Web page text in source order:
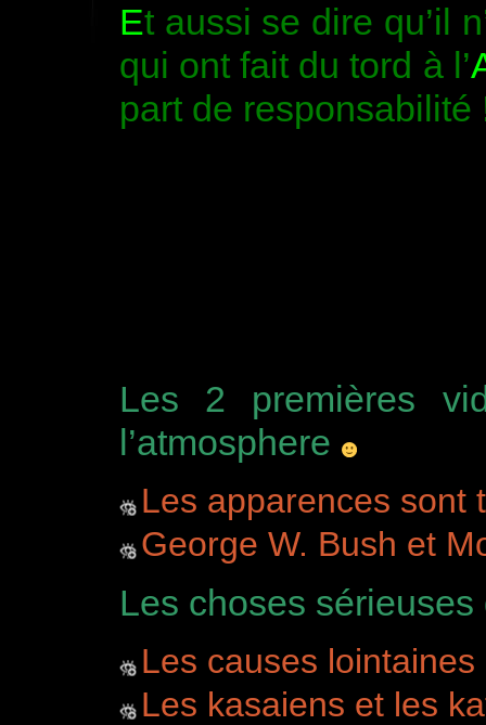
Et aussi se dire qu’il
qui ont fait du tord à l’
part de responsabilité
Les 2 premières
l’atmosphere
Les apparences sont
George W. Bush et
Les choses
Les causes
Les kasaiens et les